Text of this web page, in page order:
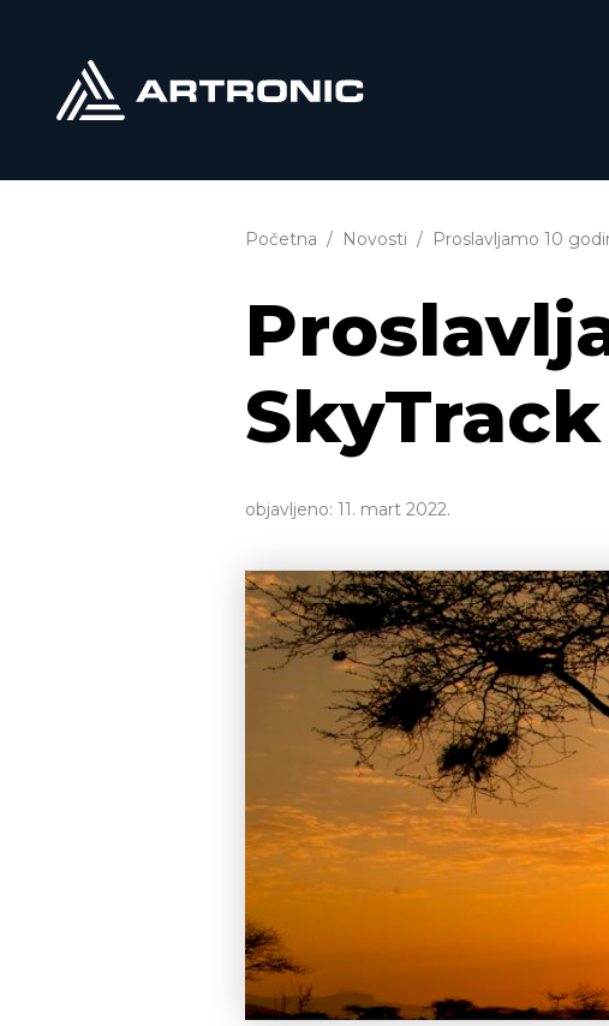
Početna Novosti Proslavljamo 10
objavljeno: 11. mart 2022.